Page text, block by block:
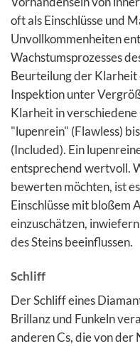
oft als Einschlüsse und
Unvollkommenheiten
Wachstumsprozesses
Beurteilung der
Inspektion unter
Klarheit in
"lupenrein" (Flawless)
(Included). Ein
entsprechend wertvoll.
bewerten möchten, ist
Einschlüsse mit bloßem
einzuschätzen,
des Steins beeinflussen.
Schliff
Der Schliff eines
Brillanz und Funkeln
anderen Cs, die von